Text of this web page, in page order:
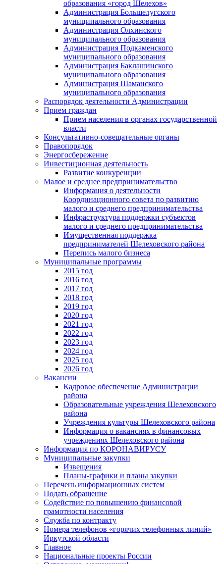
образования «город Шелехов»
Администрация Большелугского
муниципального образования
Администрация Олхинского
муниципального образования
Администрация Подкаменского
муниципального образования
Администрация Баклашинского
муниципального образования
Администрация Шаманского
муниципального образования
Распорядок деятельности Администрации
Прием граждан
Прием населения в органах государственной
власти
Консультативно-совещательные органы
Правопорядок
Энергосбережение
Инвестиционная деятельность
Развитие конкуренции
Малое и среднее предпринимательство
Информация о деятельности
Координационного совета по развитию
малого и среднего предпринимательства
Инфраструктура поддержки субъектов
малого и среднего предпринимательства
Имущественная поддержка
предпринимателей Шелеховского района
Перепись малого бизнеса
Муниципальные программы
2015 год
2016 год
2017 год
2018 год
2019 год
2020 год
2021 год
2022 год
2023 год
2024 год
2025 год
2026 год
Вакансии
Кадровое обеспечение Администрации
района
Образовательные учреждения Шелеховского
района
Учреждения культуры Шелеховского района
Информация о вакансиях в финансовых
учреждениях Шелеховского района
Информация по КОРОНАВИРУСУ
Муниципальные закупки
Извещения
Планы-графики и планы закупки
Перечень информационных систем
Подать обращение
Содействие по повышению финансовой
грамотности населения
Служба по контракту
Номера телефонов «горячих телефонных линий»
Иркутской области
Главное
Национальные проекты России